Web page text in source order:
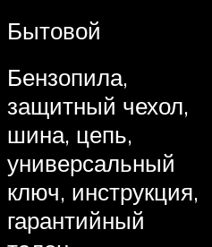
Бытовой
Бензопила,
защитный чехол,
шина, цепь,
универсальный
ключ, инструкция,
гарантийный